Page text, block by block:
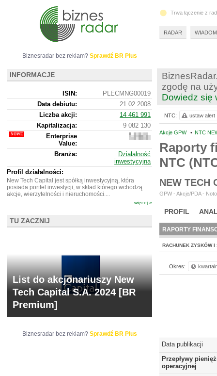
zgodę na
Dowiedz się
Akcje GPW • NTC
Raporty
NTC
NEW TECH
GPW - Akcje/PDA -
PROFIL
BR LAB
RAPORTY
RACHUNEK ZYSKÓW I
Okres:
Data publikacji
Przepływy
operacyjnej
NTC: ustaw alert
Biznesradar bez reklam? Sprawdź BR Plus
INFORMACJE
ISIN:
PLECMNG00019
Data debiutu:
21.02.2008
Liczba akcji:
14 461 991
Kapitalizacja:
9 082 130
Enterprise
Value:
9
130
Branża:
Działalność
inwestycyjna
Profil działalności:
New Tech Capital jest spółką inwestycyjną, która
posiada portfel inwestycji, w skład którego wchodzą
akcje, wierzytelności i nieruchomości....
więcej »
TU ZACZNIJ
List do akcjonariuszy New
Tech Capital S.A. 2024 [BR
Premium]
Biznesradar bez reklam? Sprawdź BR Plus
Trwa łączenie z
RADAR